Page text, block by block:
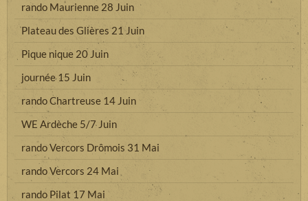
rando Maurienne 28 Juin
Plateau des Glières 21 Juin
Pique nique 20 Juin
journée 15 Juin
rando Chartreuse 14 Juin
WE Ardèche 5/7 Juin
rando Vercors Drômois 31 Mai
rando Vercors 24 Mai
rando Pilat 17 Mai